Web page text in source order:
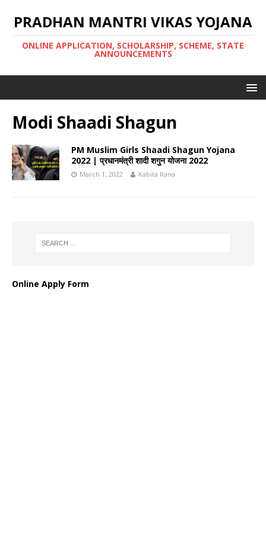
PRADHAN MANTRI VIKAS YOJANA
ONLINE APPLICATION, SCHOLARSHIP, SCHEME, STATE
ANNOUNCEMENTS
Modi Shaadi Shagun
PM Muslim Girls Shaadi Shagun Yojana
2022 | प्रधानमंत्री शादी शगुन योजना 2022
March 1, 2022 Kabita Rana
Online Apply Form